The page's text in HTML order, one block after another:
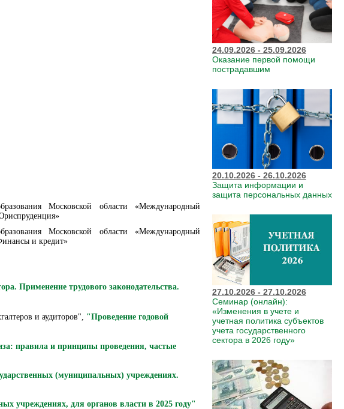
24.09.2026 - 25.09.2026
Оказание первой помощи
пострадавшим
20.10.2026 - 26.10.2026
Защита информации и
защита персональных данных
27.10.2026 - 27.10.2026
Семинар (онлайн):
«Изменения в учете и
учетная политика субъектов
учета государственного
сектора в 2026 году»
Московской области «Международный
Московской области «Международный
и кредит»
Применение трудового законодательства.
и аудиторов", "Проведение годовой
правила и принципы проведения, частые
(муниципальных) учреждениях.
учреждениях, для органов власти в 2025 году"